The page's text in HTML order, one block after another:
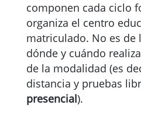
componen cada ciclo
organiza el centro
matriculado. No es
dónde y cuándo
de la modalidad (es
distancia y pruebas
presencial).